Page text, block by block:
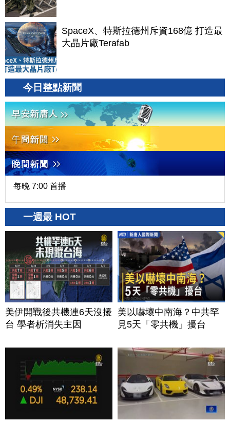
SpaceX、特斯拉德州斥資168億 打造最
大晶片廠Terafab
今日整點新聞
每晚 7:00 首播
一週最 HOT
美伊開戰後共機連6天沒擾
台 學者析消失主因
美以嚇壞中南海？中共罕
見5天「零共機」擾台